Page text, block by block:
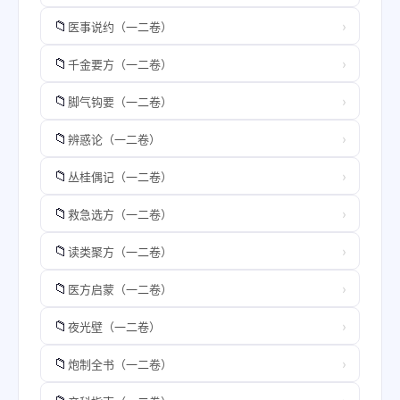
📁 医事说约（一二卷） ›
📁 千金要方（一二卷） ›
📁 脚气钩要（一二卷） ›
📁 辨惑论（一二卷） ›
📁 丛桂偶记（一二卷） ›
📁 救急选方（一二卷） ›
📁 读类聚方（一二卷） ›
📁 医方启蒙（一二卷） ›
📁 夜光壁（一二卷） ›
📁 炮制全书（一二卷） ›